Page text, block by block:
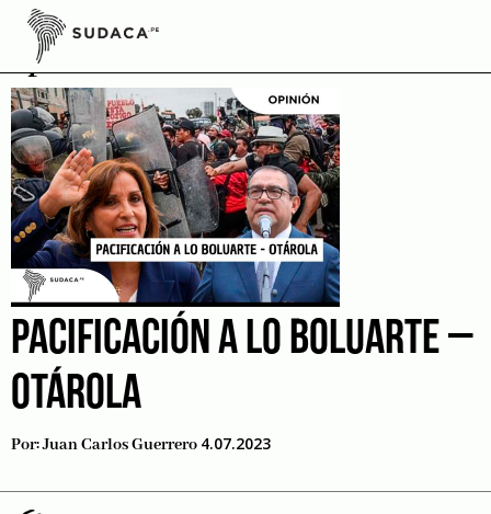
Skip
contentpacificación
PACIFICACIÓN A LO BOLUARTE –
OTÁROLA
Por:Juan Carlos Guerrero 4.07.2023